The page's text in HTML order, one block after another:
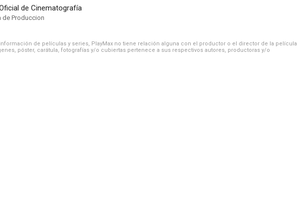
de Cinematografía
de Produccion
de películas y series, PlayMax no tiene relación alguna con el productor o el director de la
póster, carátula, fotografías y/o cubiertas pertenece a sus respectivos autores, productoras y/o